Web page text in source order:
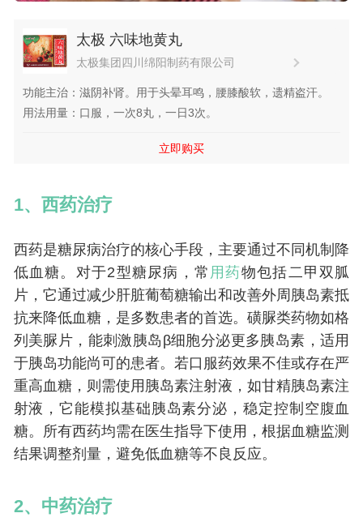
太极 六味地黄丸
太极集团四川绵阳制药有限公司
功能主治：滋阴补肾。用于头晕耳鸣，腰膝酸软，遗精盗汗。
用法用量：口服，一次8丸，一日3次。
立即购买
1、西药治疗
西药是糖尿病治疗的核心手段，主要通过不同机制降
低血糖。对于2型糖尿病，常 用药物包括二甲双胍
片，它通过减少肝脏葡萄糖输出和改善外周胰岛素抵
抗来降低血糖，是多数患者的首选。磺脲类药物如格
列美脲片，能刺激胰岛β细胞分泌更多胰岛素，适用
于胰岛功能尚可的患者。若口服药效果不佳或存在严
重高血糖，则需使用胰岛素注射液，如甘精胰岛素注
射液，它能模拟基础胰岛素分泌，稳定控制空腹血
糖。所有西药均需在医生指导下使用，根据血糖监测
结果调整剂量，避免低血糖等不良反应。
2、中药治疗